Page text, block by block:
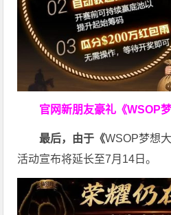
官网新朋友豪礼 《WSOP
最后，由于《WSOP梦想
活动宣布将延长至7月14日。